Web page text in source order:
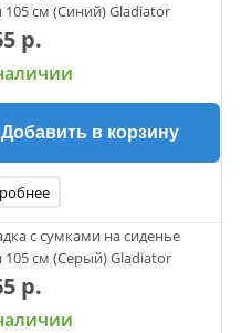
105 см (Синий) Gladiator
р.
Добавить в корзину
с сумками на сиденье
105 см (Серый) Gladiator
р.